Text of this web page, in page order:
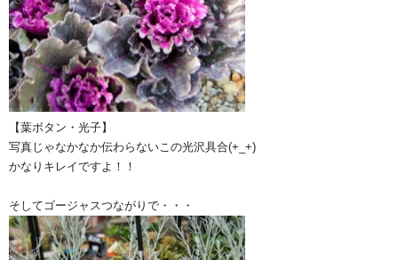
【葉ボタン・光子】
写真じゃなかなか伝わらないこの光沢具合(+_+)
かなりキレイですよ！！
そしてゴージャスつながりで・・・